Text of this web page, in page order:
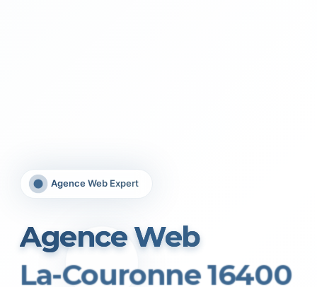
Agence Web Expert
Agence Web
La-Couronne 16400